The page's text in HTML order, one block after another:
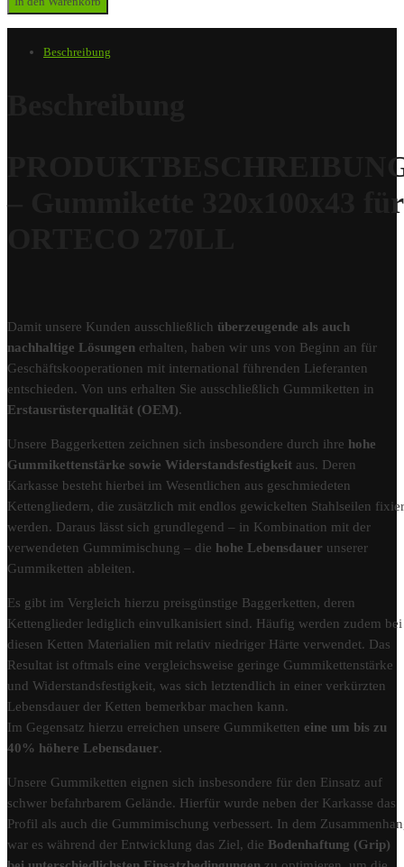
Beschreibung
– Gummikette 320x100x43 für
Damit unsere Kunden ausschließlich überzeugende als auch
nachhaltige Lösungen erhalten, haben wir uns von Beginn an für
Geschäftskooperationen mit international führenden Lieferanten
entschieden. Von uns erhalten Sie ausschließlich Gummiketten in
Erstausrüsterqualität (OEM).
Unsere Baggerketten zeichnen sich insbesondere durch ihre hohe
Gummikettenstärke sowie Widerstandsfestigkeit aus. Deren
Karkasse besteht hierbei im Wesentlichen aus geschmiedeten
Kettengliedern, die zusätzlich mit endlos gewickelten Stahlseilen
werden. Daraus lässt sich grundlegend – in Kombination mit der
verwendeten Gummimischung – die hohe Lebensdauer unserer
Gummiketten ableiten.
Es gibt im Vergleich hierzu preisgünstige Baggerketten, deren
Kettenglieder lediglich einvulkanisiert sind. Häufig werden zudem bei
diesen Ketten Materialien mit relativ niedriger Härte verwendet. Das
Resultat ist oftmals eine vergleichsweise geringe Gummikettenstärke
und Widerstandsfestigkeit, was sich letztendlich in einer verkürzten
Lebensdauer der Ketten bemerkbar machen kann.
Im Gegensatz hierzu erreichen unsere Gummiketten eine um bis zu
40% höhere Lebensdauer.
Unsere Gummiketten eignen sich insbesondere für den Einsatz auf
schwer befahrbarem Gelände. Hierfür wurde neben der Karkasse das
Profil als auch die Gummimischung verbessert. In dem
war es während der Entwicklung das Ziel, die Bodenhaftung (Grip)